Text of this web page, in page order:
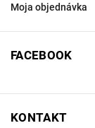
Moja objednávka
FACEBOOK
KONTAKT